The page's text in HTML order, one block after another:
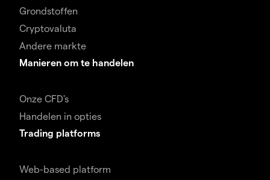
Grondstoffen
Cryptovaluta
Andere markte
Manieren om te handelen
Onze CFD's
Handelen in opties
Trading platforms
Web-based platform